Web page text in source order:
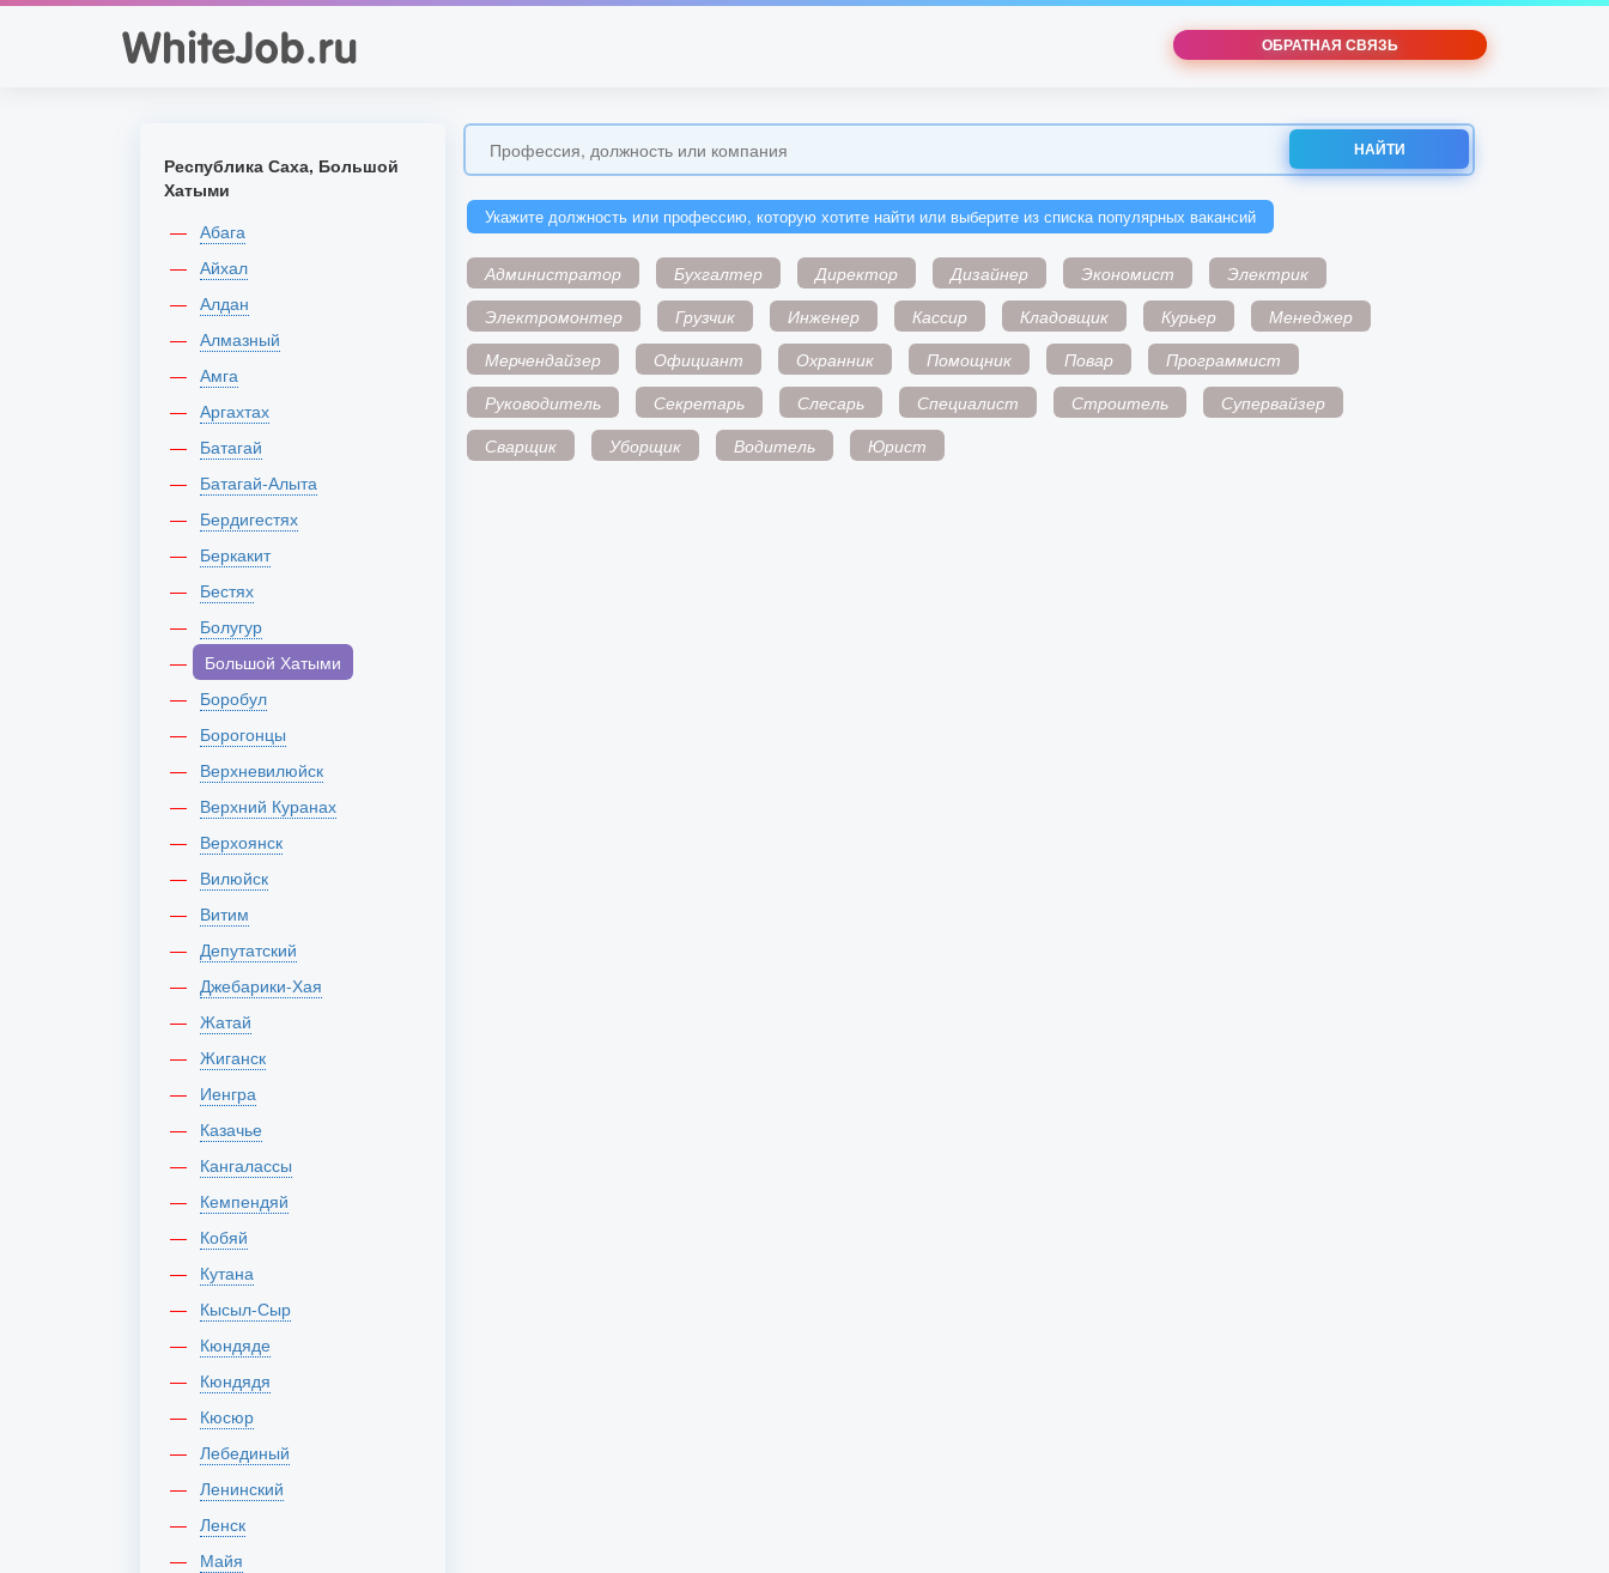
ОБРАТНАЯ СВЯЗЬ
НАЙТИ
Укажите должность или профессию, которую хотите найти или выберите из списка популярных вакансий
Администратор Бухгалтер Директор Дизайнер Экономист
Электрик
Электромонтер
Грузчик Инженер Кассир Кладовщик Курьер
Менеджер
Мерчендайзер
Официант Охранник Помощник Повар
Программист
Руководитель
Секретарь Слесарь Специалист Строитель
Супервайзер
Сварщик
Уборщик Водитель Юрист
Республика Саха, Большой
Хатыми
Абага
Айхал
Алдан
Алмазный
Амга
Аргахтах
Батагай
Батагай-Алыта
Бердигестях
Беркакит
Бестях
Болугур
Большой Хатыми
Боробул
Борогонцы
Верхневилюйск
Верхний Куранах
Верхоянск
Вилюйск
Витим
Депутатский
Джебарики-Хая
Жатай
Жиганск
Иенгра
Казачье
Кангалассы
Кемпендяй
Кобяй
Кутана
Кысыл-Сыр
Кюндяде
Кюндядя
Кюсюр
Лебединый
Ленинский
Ленск
Майя